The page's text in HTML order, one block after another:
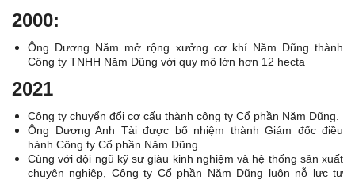
2000:
Ông Dương Năm mở rộng xưởng cơ khí Năm Dũng thành
Công ty TNHH Năm Dũng với quy mô lớn hơn 12 hecta
2021
Công ty chuyển đổi cơ cấu thành công ty Cổ phần Năm Dũng.
Ông Dương Anh Tài được bổ nhiệm thành Giám đốc điều
hành Công ty Cổ phần Năm Dũng
Cùng với đội ngũ kỹ sư giàu kinh nghiệm và hệ thống sản xuất
chuyên nghiệp, Công ty Cổ phần Năm Dũng luôn nỗ lực tự